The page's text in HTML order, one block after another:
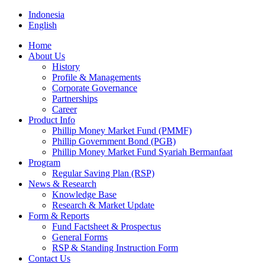
Indonesia
English
Home
About Us
History
Profile & Managements
Corporate Governance
Partnerships
Career
Product Info
Phillip Money Market Fund (PMMF)
Phillip Government Bond (PGB)
Phillip Money Market Fund Syariah Bermanfaat
Program
Regular Saving Plan (RSP)
News & Research
Knowledge Base
Research & Market Update
Form & Reports
Fund Factsheet & Prospectus
General Forms
RSP & Standing Instruction Form
Contact Us